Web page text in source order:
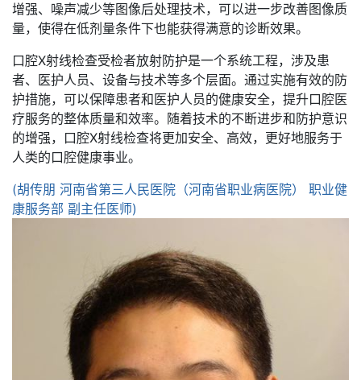
增强、噪声减少等图像后处理技术，可以进一步改善图像质
量，使得在低剂量条件下也能获得满意的诊断效果。
口腔X射线检查受检者放射防护是一个系统工程，涉及患
者、医护人员、设备与技术等多个层面。通过实施有效的防
护措施，可以保障患者和医护人员的健康安全，提升口腔医
疗服务的整体质量和效率。随着技术的不断进步和防护意识
的增强，口腔X射线检查将更加安全、高效，更好地服务于
人类的口腔健康事业。
(胡传朋 河南省第三人民医院（河南省职业病医院） 职业健
康服务部 副主任医师)